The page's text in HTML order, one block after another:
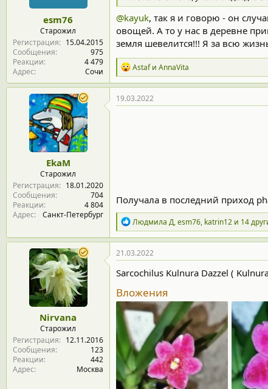
esm76
Старожил
Регистрация
15.04.2015
Сообщения
975
Реакции
4 479
Адрес
Сочи
@kayuk, так я и говорю - он
овощей. А то у нас в деревне
земля шевелится!!! Я за всю
Р
е
а
к
ц
Astafи AnnaVita
EkaM
Старожил
Регистрация
18.01.2020
Сообщения
704
Реакции
4 804
Адрес
Санкт-Петербург
19.03.2022
Получала в последний приход
Р
е
а
к
ц
и
и
:
Людмила Д,esm76, katrin12 и 14
Nirvana
Старожил
Регистрация
12.11.2016
Сообщения
123
Реакции
442
Адрес
Москва
21.03.2022
Sarcochilus Kulnura Dazzel (
Вложения